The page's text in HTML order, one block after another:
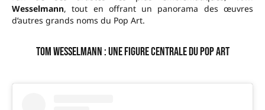
Wesselmann, tout en offrant un panorama des œuvres
d’autres grands noms du Pop Art.
Tom Wesselmann : une figure centrale du Pop Art